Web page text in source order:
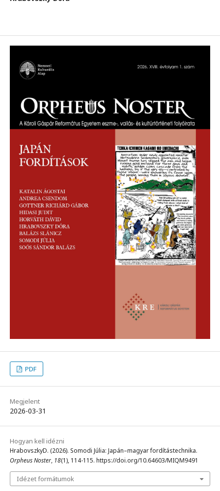
PDF
Megjelent
2026-03-31
Hogyan kell idézni
HrabovszkyD. (2026). Somodi Júlia: Japán–magyar fordítástechnika.
Orpheus Noster, 18(1), 114-115. https://doi.org/10.64603/MIQM9491
Idézet formátumok